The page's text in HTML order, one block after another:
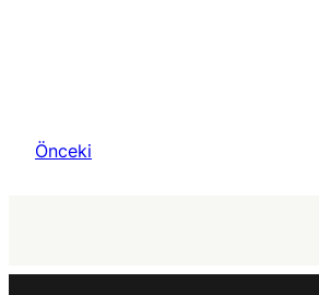
Önceki